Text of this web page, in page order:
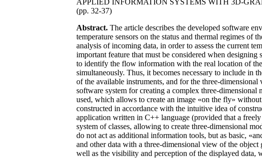
APPLIED INFORMATION SYSTEMS WITH 3D-
(pp. 32-37)
Abstract. The article describes the developed software
temperature sensors on the status and thermal regimes of
analysis of incoming data, in order to assess the current
important feature that must be considered when
to identify the flow information with the real location of
simultaneously. Thus, it becomes necessary to include in
of the available instruments, and for the three-
software system for creating a complex three-
used, which allows to create an image «on the fly»
constructed in accordance with the intuitive idea of
application written in C++ language (provided that a
system of classes, allowing to create three-dimensional
do not act as additional information tools, but as basic,
and other data with a three-dimensional view of the
well as the visibility and perception of the displayed data,